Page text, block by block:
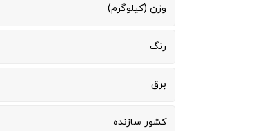
وزن (کیلوگرم)
رنگ
برق
کشور سازنده